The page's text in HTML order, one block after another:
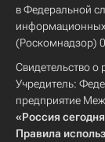
в Федеральной
(Роскомнадзор)
Свидетельство
Учредитель:
предприятие
«Россия
Правила